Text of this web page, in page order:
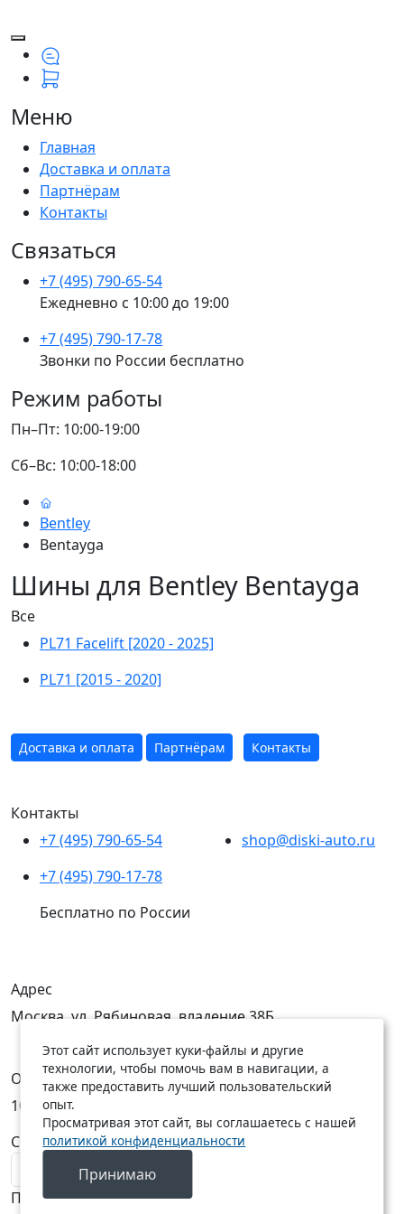
Меню
Главная
Доставка и оплата
Партнёрам
Контакты
Связаться
+7 (495) 790-65-54
Ежедневно с 10:00 до 19:00
+7 (495) 790-17-78
Звонки по России бесплатно
Режим работы
Пн–Пт: 10:00-19:00
Сб–Вс: 10:00-18:00
Bentley
Bentayga
Шины для Bentley Bentayga
Все
PL71 Facelift [2020 - 2025]
PL71 [2015 - 2020]
Доставка и оплата Партнёрам Контакты
Контакты
+7 (495) 790-65-54
+7 (495) 790-17-78
Бесплатно по России
shop@diski-auto.ru
Адрес
Москва, ул. Рябиновая, владение 38Б
Открыты
10:00 — 19:00
C Пн по Пт
C Сб по Вс
Подписаться на новости
Этот сайт использует куки-файлы и другие
технологии, чтобы помочь вам в навигации, а
также предоставить лучший пользовательский
опыт.
Просматривая этот сайт, вы соглашаетесь с нашей
политикой конфиденциальности
Принимаю